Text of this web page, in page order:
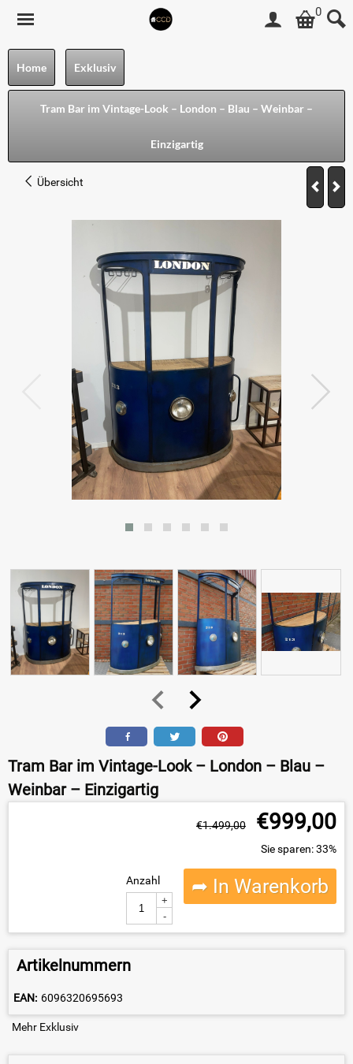
0
Home Exklusiv
Tram Bar im Vintage-Look – London – Blau – Weinbar –
Einzigartig
Übersicht
Tram Bar im Vintage-Look – London – Blau –
Weinbar – Einzigartig
€1.499,00 €999,00
Sie sparen: 33%
Anzahl
+
-
➦ In Warenkorb
Artikelnummern
EAN: 6096320695693
Mehr Exklusiv